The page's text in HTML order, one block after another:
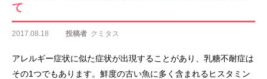
て
2017.08.18 投稿者 クミタス
アレルギー症状に似た症状が出現することがあり、乳糖不耐症は
その1つでもあります。鮮度の古い魚に多く含まれるヒスタミン